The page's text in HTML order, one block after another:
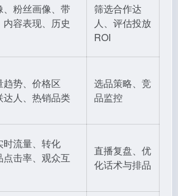
、粉丝画像、带
内容表现、历史
筛选合作达
人、评估投放
ROI
趋势、价格区
达人、热销品类
选品策略、竞
品监控
时流量、转化
点击率、观众互
直播复盘、优
化话术与排品